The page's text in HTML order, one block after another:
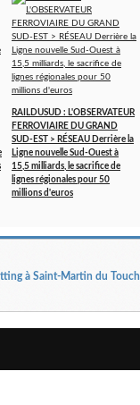
RAILDUSUD : L'OBSERVATEUR
FERROVIAIRE DU GRAND
SUD-EST > RÉSEAU Derrière la
Ligne nouvelle Sud-Ouest à
15,5 milliards, le sacrifice de
lignes régionales pour 50
millions d'euros
à Saint-Martin du Touch